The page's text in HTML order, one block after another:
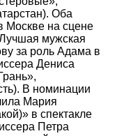
Оба
Москве на сцене
мужская
за роль Адама в
Дениса
В номинации
Мария
в спектакле
Петра